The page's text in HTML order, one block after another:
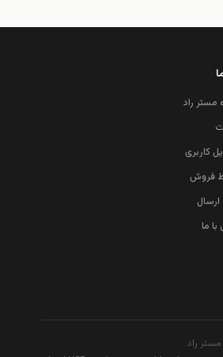
مستر راد
کاربری
فروش
ما